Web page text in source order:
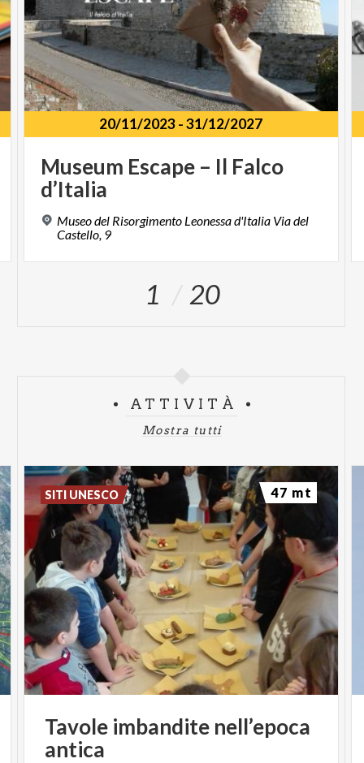
20/11/2023-31/12/2027
Museum Escape – Il Falco
d’Italia
Museo del Risorgimento Leonessa d'Italia Via del
Castello, 9
1 20
ATTIVITÀ
Mostra tutti
Tavole imbandite nell’epoca
antica
SITI UNESCO 47 mt